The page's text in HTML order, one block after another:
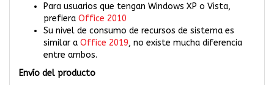
Para usuarios que tengan Windows XP o Vista,
prefiera Office 2010
Su nivel de consumo de recursos de sistema es
similar a Office 2019, no existe mucha diferencia
entre ambos.
Envío del producto